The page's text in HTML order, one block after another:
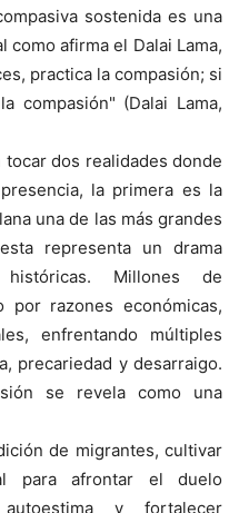
sostenida es una
afirma el Dalai Lama,
practica la compasión; si
compasión" (Dalai Lama,
dos realidades donde
la primera es la
una de las más grandes
representa un drama
Millones de
por razones económicas,
enfrentando múltiples
precariedad y desarraigo.
se revela como una
de migrantes, cultivar
para afrontar el duelo
y fortalecer